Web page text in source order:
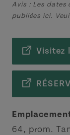
Avis : Les dates
publiées ici.
Visitez
64, prom.